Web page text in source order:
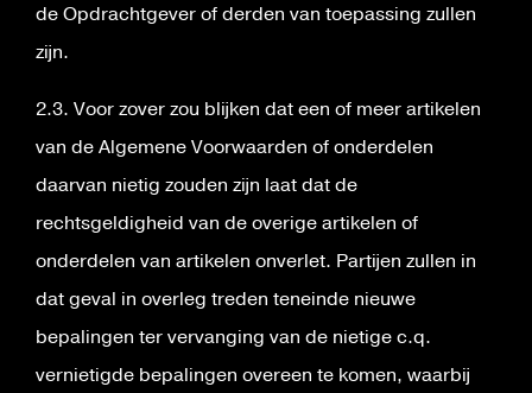
de Opdrachtgever of derden van toepassing zullen
zijn.
2.3. Voor zover zou blijken dat een of meer artikelen
van de Algemene Voorwaarden of onderdelen
daarvan nietig zouden zijn laat dat de
rechtsgeldigheid van de overige artikelen of
onderdelen van artikelen onverlet. Partijen zullen in
dat geval in overleg treden teneinde nieuwe
bepalingen ter vervanging van de nietige c.q.
vernietigde bepalingen overeen te komen, waarbij